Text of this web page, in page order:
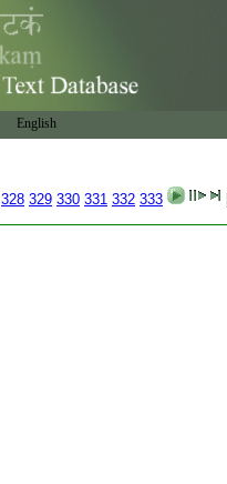
English
328 329 330 331 332 333